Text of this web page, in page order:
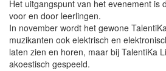
Het uitgangspunt van het evenement is
voor en door leerlingen.
In november wordt het gewone
muzikanten ook elektrisch en
laten zien en horen, maar bij TalentiKa
akoestisch gespeeld.